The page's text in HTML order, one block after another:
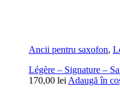
Ancii pentru saxofon,
Légère – Signature –
170,00 lei Adaugă în